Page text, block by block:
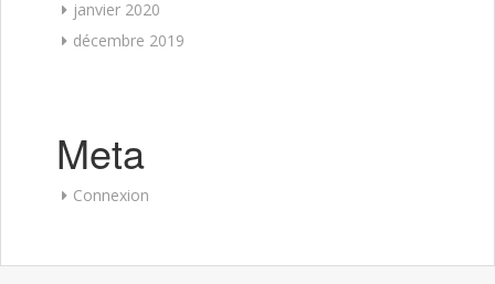
janvier 2020
décembre 2019
Meta
Connexion